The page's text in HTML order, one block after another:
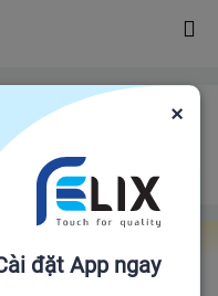
bảo vệ đơn hàng felix.store của bạn
×
đặt App ngay